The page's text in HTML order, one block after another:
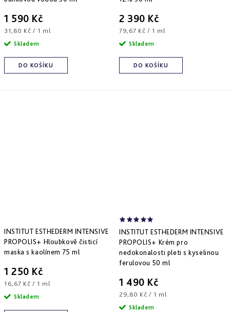
1 590 Kč
Měrná
cena:
31,80 Kč / 1 ml
DO KOŠÍKU
Skladem
2 390 Kč
Měrná
cena:
79,67 Kč / 1 ml
DO KOŠÍKU
Skladem
INSTITUT ESTHEDERM INTENSIVE
PROPOLIS+ Hloubkově čisticí
maska s kaolínem 75 ml
1 250 Kč
Měrná
cena:
16,67 Kč / 1 ml
Skladem
INSTITUT ESTHEDERM INTENSIVE
PROPOLIS+ Krém pro
nedokonalosti pleti s kyselinou
ferulovou 50 ml
1 490 Kč
Měrná
cena:
29,80 Kč / 1 ml
Skladem